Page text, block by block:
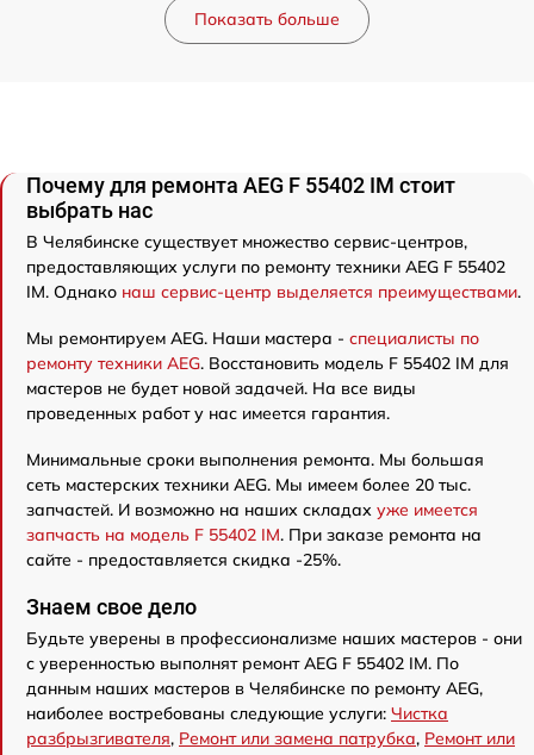
Показать больше
Почему для ремонта AEG F 55402 IM стоит
выбрать нас
В Челябинске существует множество сервис-центров,
предоставляющих услуги по ремонту техники AEG F 55402
IM. Однако наш сервис-центр выделяется преимуществами.
Мы ремонтируем AEG. Наши мастера - специалисты по
ремонту техники AEG. Восстановить модель F 55402 IM для
мастеров не будет новой задачей. На все виды
проведенных работ у нас имеется гарантия.
Минимальные сроки выполнения ремонта. Мы большая
сеть мастерских техники AEG. Мы имеем более 20 тыс.
запчастей. И возможно на наших складах уже имеется
запчасть на модель F 55402 IM. При заказе ремонта на
сайте - предоставляется скидка -25%.
Знаем свое дело
Будьте уверены в профессионализме наших мастеров - они
с уверенностью выполнят ремонт AEG F 55402 IM. По
данным наших мастеров в Челябинске по ремонту AEG,
наиболее востребованы следующие услуги: Чистка
разбрызгивателя, Ремонт или замена патрубка, Ремонт или